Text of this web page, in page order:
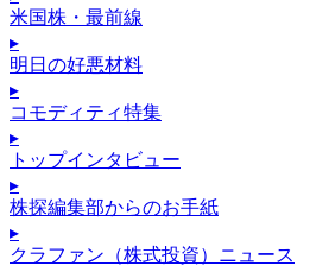
米国株・最前線
▸
明日の好悪材料
▸
コモディティ特集
▸
トップインタビュー
▸
株探編集部からのお手紙
▸
クラファン（株式投資）ニュース